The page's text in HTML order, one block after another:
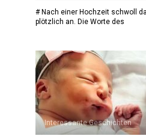
# Nach einer Hochzeit schwoll
plötzlich an. Die Worte des
Interessante Geschichten